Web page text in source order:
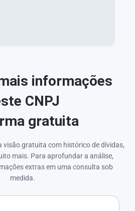
informações
CNPJ
gratuita
visão gratuita com histórico de dívidas,
mais. Para aprofundar a análise,
extras em uma consulta sob
medida.